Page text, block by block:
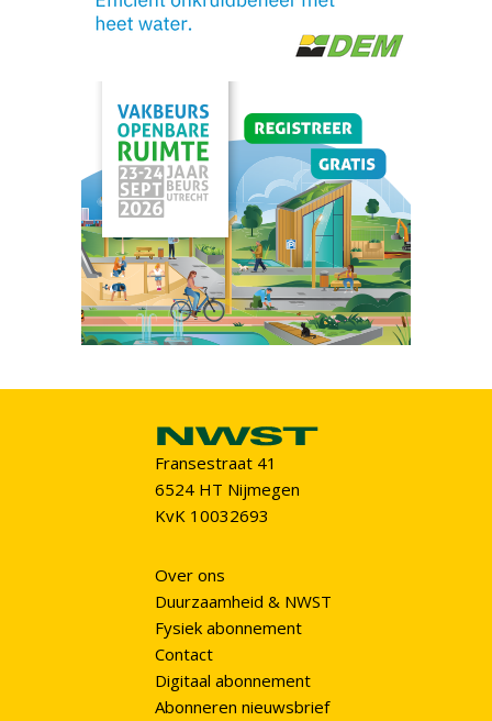
Fransestraat 41
6524 HT Nijmegen
KvK 10032693
Over ons
Duurzaamheid & NWST
Fysiek abonnement
Contact
Digitaal abonnement
Abonneren nieuwsbrief